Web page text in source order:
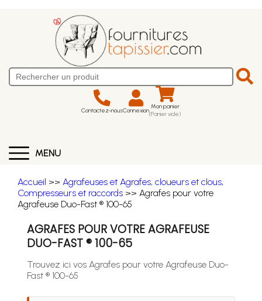
Contactez-nousConnexion Mon panier
(Panier vide)
MENU
Accueil >> Agrafeuses et Agrafes, cloueurs et clous,
Compresseurs et raccords >> Agrafes pour votre
Agrafeuse Duo-Fast ® 100-65
AGRAFES POUR VOTRE AGRAFEUSE
DUO-FAST ® 100-65
Trouvez ici vos Agrafes pour votre Agrafeuse Duo-
Fast ® 100-65